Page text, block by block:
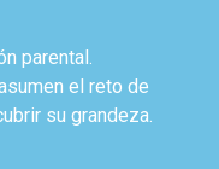
parental.
el reto de
su grandeza.